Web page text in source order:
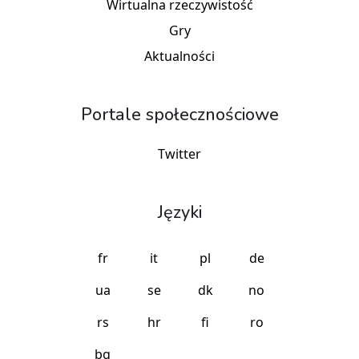
Wirtualna rzeczywistość
Gry
Aktualności
Portale społecznościowe
Twitter
Języki
fr it pl
de
ua
se dk
no
rs
hr fi
ro
bg